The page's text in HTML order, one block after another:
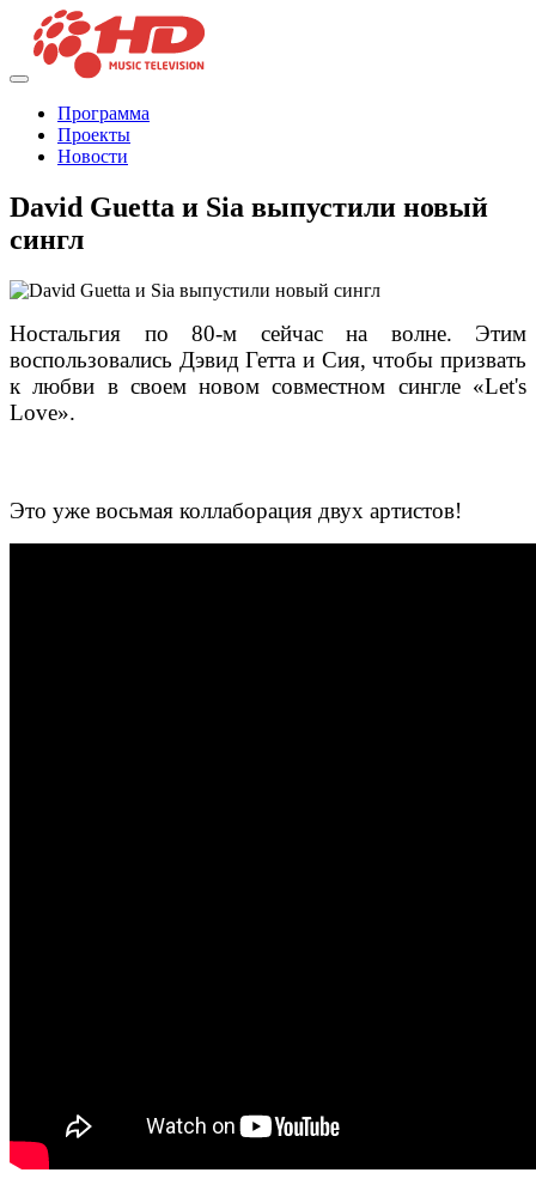
Программа
Проекты
Новости
David Guetta и Sia выпустили новый
сингл
Ностальгия по 80-м сейчас на волне. Этим
воспользовались Дэвид Гетта и Сия, чтобы призвать
к любви в своем новом совместном сингле «Let's
Love».
Это уже восьмая коллаборация двух артистов!